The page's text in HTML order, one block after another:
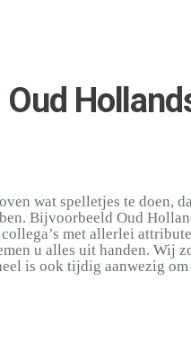
Oud
wat spelletjes te doen,
Bijvoorbeeld Oud
met allerlei
u alles uit handen. Wij
is ook tijdig aanwezig